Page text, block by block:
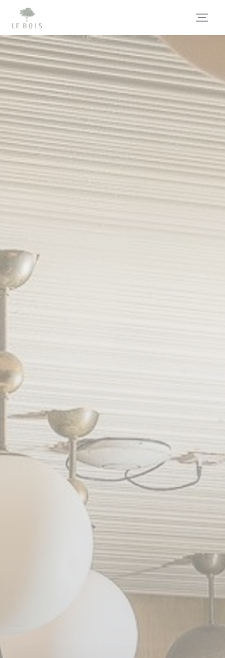
Personalización de sus opciones de cookies